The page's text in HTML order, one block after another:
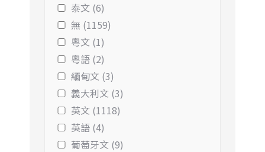
泰文 (6)
無 (1159)
粵文 (1)
粵語 (2)
緬甸文 (3)
義大利文 (3)
英文 (1118)
英語 (4)
葡萄牙文 (9)